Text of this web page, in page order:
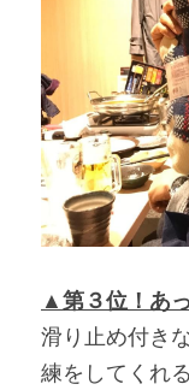
▲第３位！あ
滑り止め付き
練をしてくれ